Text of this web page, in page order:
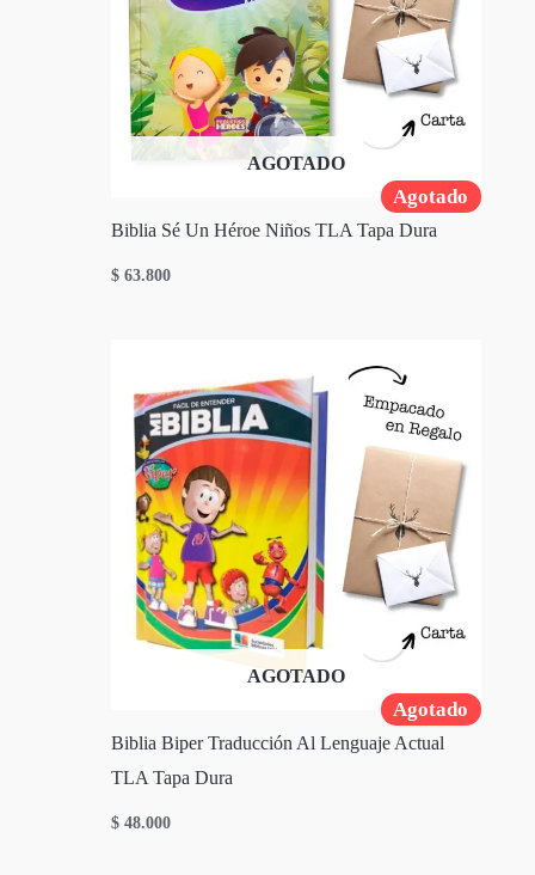
Agotado
AGOTADO
Biblia Sé Un Héroe Niños TLA Tapa Dura
$ 63.800
Agotado
AGOTADO
Biblia Biper Traducción Al Lenguaje Actual
TLA Tapa Dura
$ 48.000